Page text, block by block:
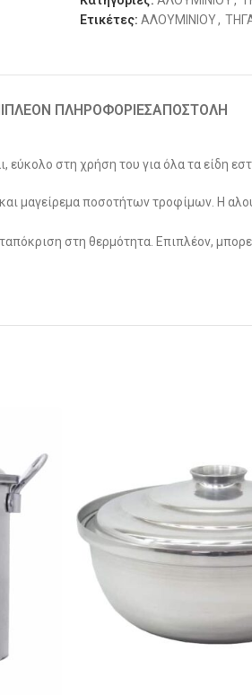
Ετικέτες: ΑΛΟΥΜΙΝΙΟΥ,
ΠΛΗΡΟΦΟΡΊΕΣΑΠΟΣΤΟΛΗ
στη χρήση του για όλα τα είδη
μαγείρεμα ποσοτήτων τροφίμων. Η
στη θερμότητα. Επιπλέον,